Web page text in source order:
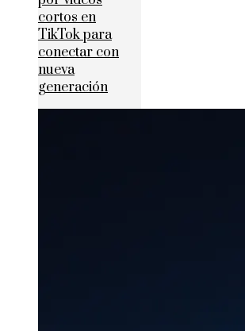
cortos en
TikTok para
conectar con
nueva
generación